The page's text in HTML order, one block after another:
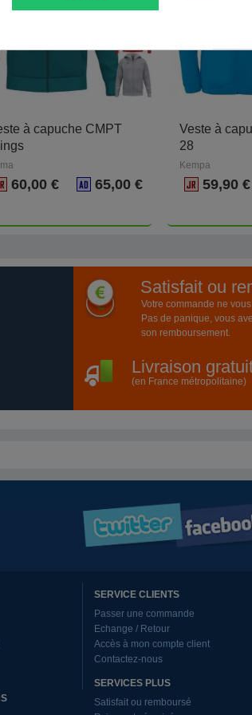
à capuche CMPT
60,00 € 65,00 €
Veste à
28
Kempa
59,90 €
Satisfait ou
Votre commande ne
Pas de panique, vous
son remboursement.
Livraison
(en France métropolitaine)
SERVICE CLIENTS
Passer une commande
Echange / Retour
Accès à mon compte client
Contactez-nous
SERVICES PLUS
Satisfait ou remboursé